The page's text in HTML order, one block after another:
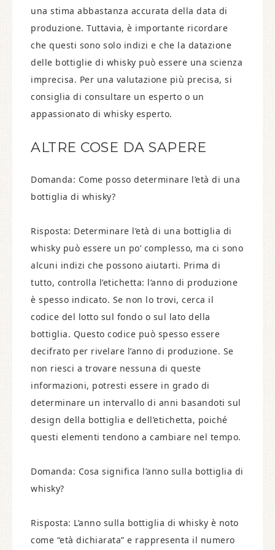
una stima abbastanza accurata della data di
produzione. Tuttavia, è importante ricordare
che questi sono solo indizi e che la datazione
delle bottiglie di whisky può essere una scienza
imprecisa. Per una valutazione più precisa, si
consiglia di consultare un esperto o un
appassionato di whisky esperto.
ALTRE COSE DA SAPERE
Domanda: Come posso determinare l’età di una
bottiglia di whisky?
Risposta: Determinare l’età di una bottiglia di
whisky può essere un po’ complesso, ma ci sono
alcuni indizi che possono aiutarti. Prima di
tutto, controlla l’etichetta: l’anno di produzione
è spesso indicato. Se non lo trovi, cerca il
codice del lotto sul fondo o sul lato della
bottiglia. Questo codice può spesso essere
decifrato per rivelare l’anno di produzione. Se
non riesci a trovare nessuna di queste
informazioni, potresti essere in grado di
determinare un intervallo di anni basandoti sul
design della bottiglia e dell’etichetta, poiché
questi elementi tendono a cambiare nel tempo.
Domanda: Cosa significa l’anno sulla bottiglia di
whisky?
Risposta: L’anno sulla bottiglia di whisky è noto
come “età dichiarata” e rappresenta il numero